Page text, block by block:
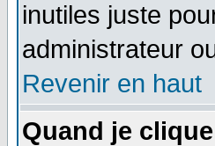
inutiles juste
administrateur
Revenir en haut
Quand je